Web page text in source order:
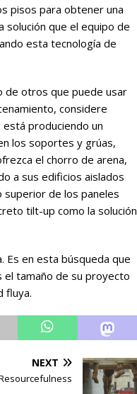
pisos para obtener una
solución que el equipo de
esta tecnología de
de otros que puede usar
considere
produciendo un
los soportes y grúas,
el chorro de arena,
a sus edificios aislados
superior de los paneles
tilt-up como la solución
Es en esta búsqueda que
el tamaño de su proyecto
fluya.
NEXT